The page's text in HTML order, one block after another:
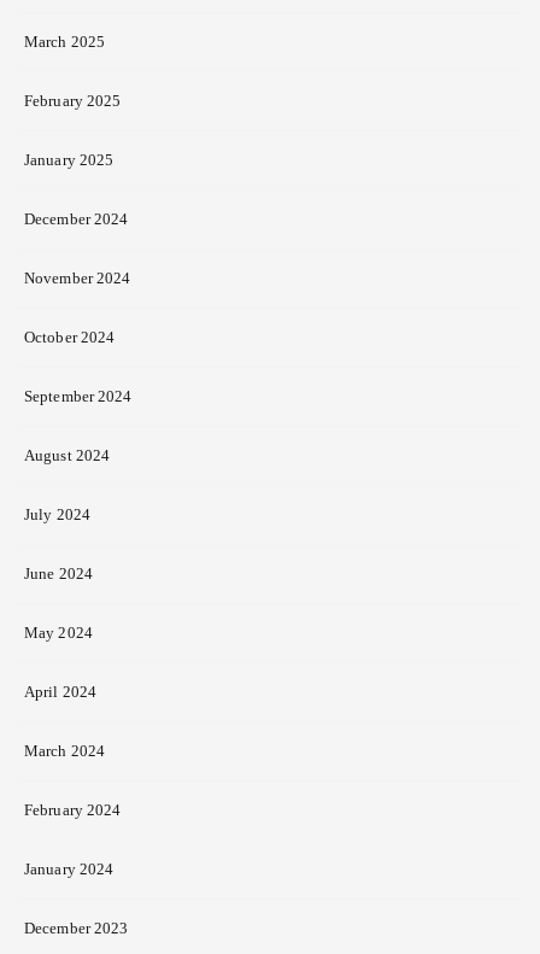
March 2025
February 2025
January 2025
December 2024
November 2024
October 2024
September 2024
August 2024
July 2024
June 2024
May 2024
April 2024
March 2024
February 2024
January 2024
December 2023